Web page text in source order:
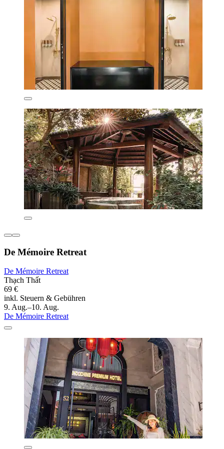
De Mémoire Retreat
De Mémoire Retreat
Thạch Thất
69 €
inkl. Steuern & Gebühren
9. Aug.–10. Aug.
De Mémoire Retreat